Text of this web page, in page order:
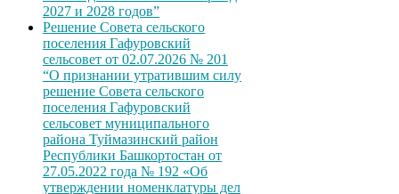
2027 и 2028 годов”
Решение Совета сельского
поселения Гафуровский
сельсовет от 02.07.2026 № 201
“О признании утратившим силу
решение Совета сельского
поселения Гафуровский
сельсовет муниципального
района Туймазинский район
Республики Башкортостан от
27.05.2022 года № 192 «Об
утверждении номенклатуры дел